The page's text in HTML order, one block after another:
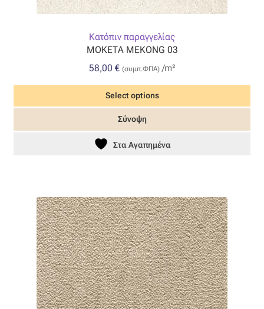
Μουσελίνα
Οργάντζα με κέντημα
Οργάντζα με ταφτά
Οργάντζα με φλοκ
Οργάντζα μεταξωτή
Κατόπιν παραγγελίας
ΜΟΚΕΤΑ MEKONG 03
58,00 € (συμπ.ΦΠΑ)/m²
Select options
Σύνοψη
Στα Αγαπημένα